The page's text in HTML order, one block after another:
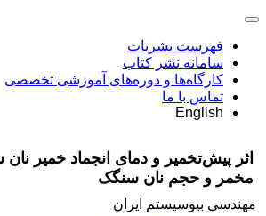
فهرست نشریات
سامانه نشر کتاب
کارگاه‌ها و دوره‌های آموزشی تخصصی
تماس با ما
English
اثر پیش‌تخمیر و دمای انجماد خمیر
مخمر و حجم نان سنگک
مهندسی بیوسیستم ایران